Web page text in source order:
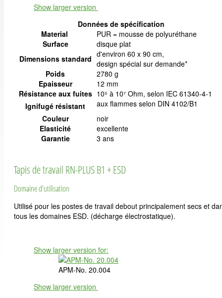
Show larger version
Données de spécification
Material
PUR = mousse de polyuréthane
Surface
disque plat
Dimensions standard d'environ 60 x 90 cm,
design spécial sur demande*
Poids
2780 g
Epaisseur
12 mm
Résistance aux fuites 10⁵ à 10⁷ Ohm, selon IEC 61340-4-1
Ignifugé résistant
aux flammes selon DIN 4102/B1
Couleur
noir
Elasticité
excellente
Garantie
3 ans
Tapis de travail RN-PLUS B1 + ESD
Domaine d'utilisation
Utilisé pour les postes de travail debout principalement secs et
tous les domaines ESD. (décharge électrostatique).
Show larger version for:
APM-No. 20.004
Show larger version